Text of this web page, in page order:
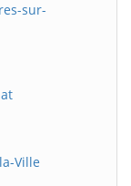
sur-
Ville